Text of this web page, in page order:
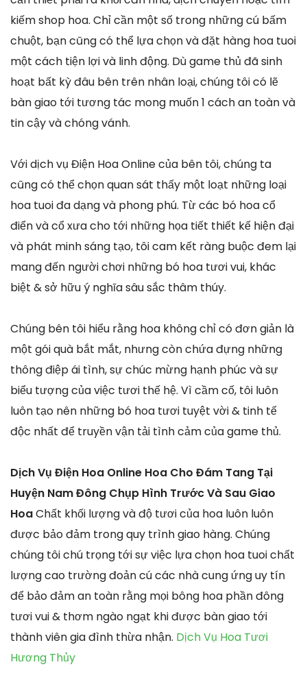
kiếm shop hoa. Chỉ cần một số trong những cú bấm
chuột, bạn cũng có thể lựa chọn và đặt hàng hoa tuoi
một cách tiện lợi và linh động. Dù game thủ đã sinh
hoạt bất kỳ đâu bên trên nhân loại, chúng tôi có lẽ
bàn giao tới tương tác mong muốn 1 cách an toàn và
tin cậy và chóng vánh.
Với dịch vụ Điện Hoa Online của bên tôi, chúng ta
cũng có thể chọn quan sát thấy một loạt những loại
hoa tuoi đa dạng và phong phú. Từ các bó hoa cổ
điển và cổ xưa cho tới những họa tiết thiết kế hiện đại
và phát minh sáng tạo, tôi cam kết ràng buộc đem lại
mang đến người chơi những bó hoa tươi vui, khác
biệt & sở hữu ý nghĩa sâu sắc thâm thúy.
Chúng bên tôi hiểu rằng hoa không chỉ có đơn giản là
một gói quà bắt mắt, nhưng còn chứa đựng những
thông điệp ái tình, sự chúc mừng hạnh phúc và sự
biểu tượng của việc tươi thế hệ. Vì cầm cố, tôi luôn
luôn tạo nên những bó hoa tươi tuyệt vời & tinh tế
độc nhất để truyền vận tải tình cảm của game thủ.
Dịch Vụ Điện Hoa Online Hoa Cho Đám Tang Tại
Huyện Nam Đông Chụp Hình Trước Và Sau Giao
HoaChất khối lượng và độ tươi của hoa luôn luôn
được bảo đảm trong quy trình giao hàng. Chúng
chúng tôi chú trọng tới sự việc lựa chọn hoa tuoi chất
lượng cao trường đoản cú các nhà cung ứng uy tín
để bảo đảm an toàn rằng mọi bông hoa phần đông
tươi vui & thơm ngào ngạt khi được bàn giao tới
thành viên gia đình thừa nhận. Dịch Vụ Hoa Tươi
Hương Thủy